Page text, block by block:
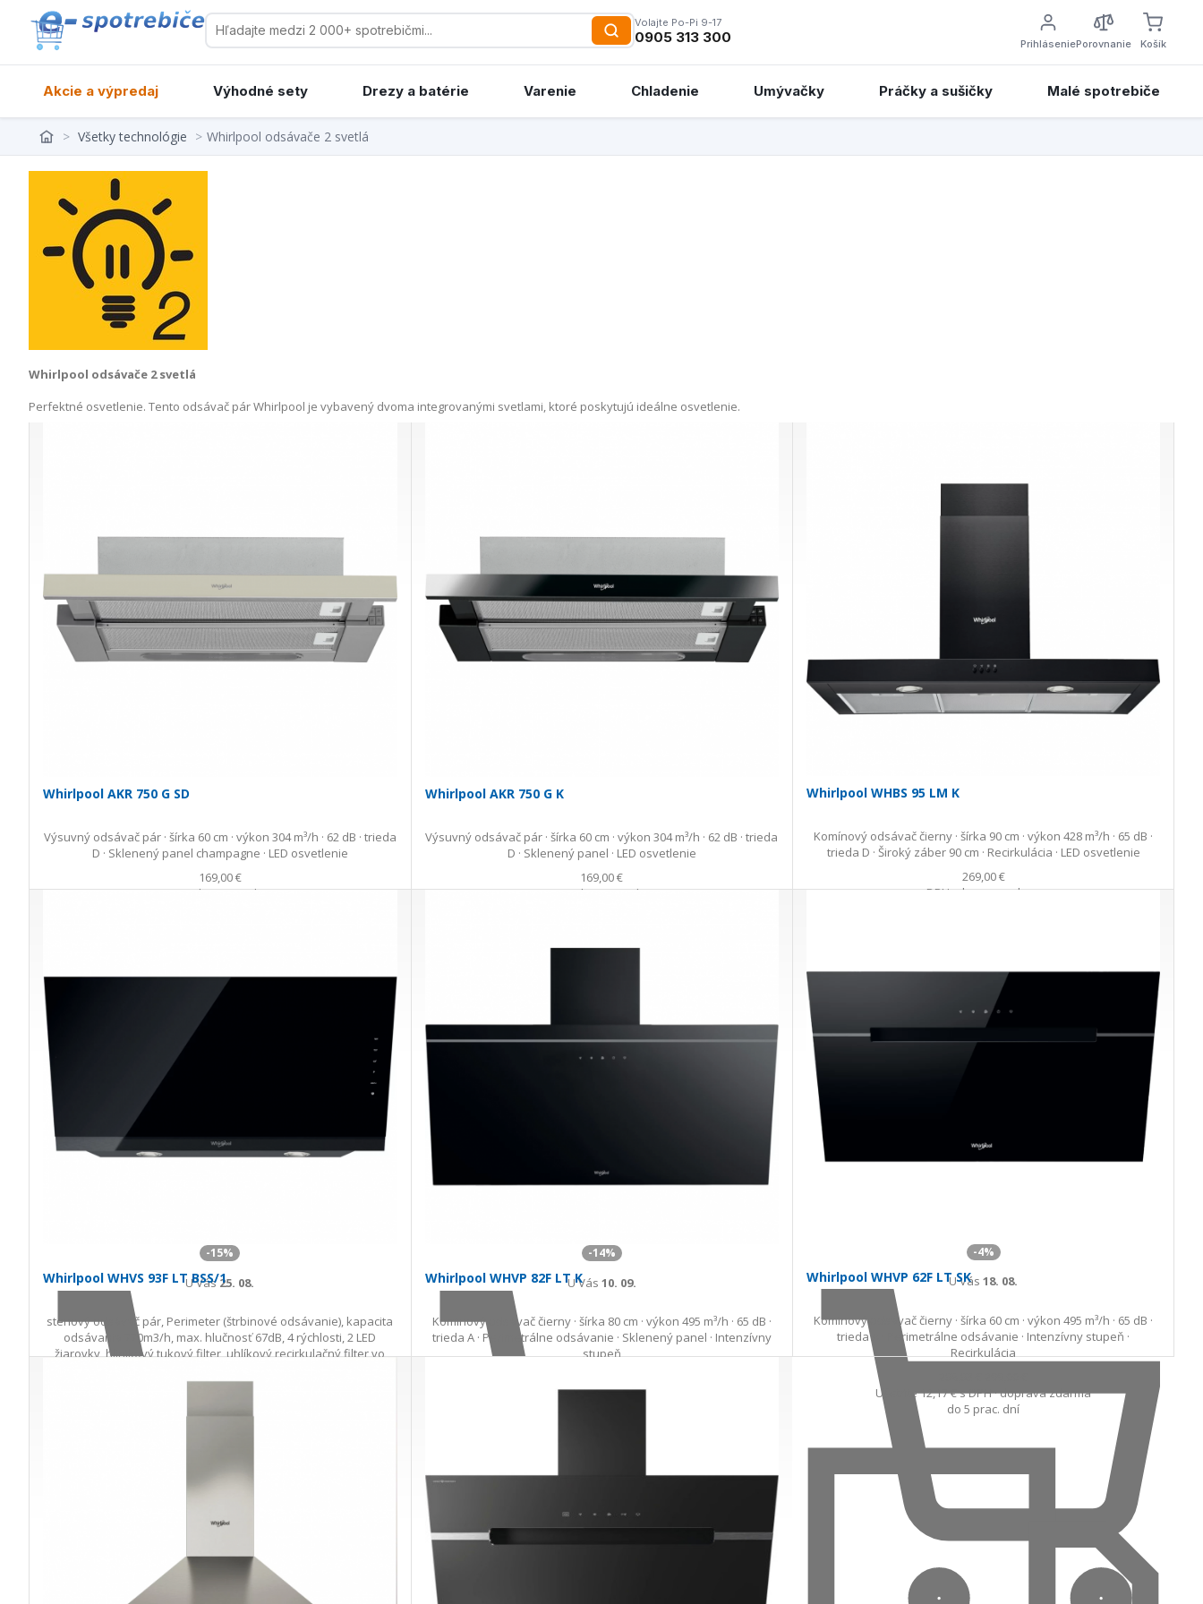
Volajte Po-Pi 9-17
0905 313 300 PrihláseniePorovnanie Košík
Akcie a výpredaj Výhodné sety Drezy a batérie Varenie Chladenie Umývačky Práčky a sušičky Malé spotrebiče
> Všetky technológie > Whirlpool odsávače 2 svetlá
Whirlpool odsávače 2 svetlá
Perfektné osvetlenie. Tento odsávač pár Whirlpool je vybavený dvoma integrovanými svetlami, ktoré poskytujú ideálne osvetlenie.
Whirlpool AKR 750 G SD
Výsuvný odsávač pár · šírka 60 cm · výkon 304 m³/h · 62 dB · trieda
D · Sklenený panel champagne · LED osvetlenie
169,00 €
s DPH · doprava zdarma
U Vás25. 08.
Whirlpool AKR 750 G K
Výsuvný odsávač pár · šírka 60 cm · výkon 304 m³/h · 62 dB · trieda
D · Sklenený panel · LED osvetlenie
169,00 €
s DPH · doprava zdarma
U Vás 10. 09.
Whirlpool WHBS 95 LM K
Komínový odsávač čierny · šírka 90 cm · výkon 428 m³/h · 65 dB ·
trieda D · Široký záber 90 cm · Recirkulácia · LED osvetlenie
269,00 €
s DPH · doprava zdarma
U Vás18. 08.
-15%
Whirlpool WHVS 93F LT BSS/1
stenový odsávač pár, Perimeter (štrbinové odsávanie), kapacita
odsávania 770m3/h, max. hlučnosť 67dB, 4 rýchlosti, 2 LED
žiarovky, hliníkový tukový filter, uhlíkový recirkulačný filter vo
-14%
Whirlpool WHVP 82F LT K
Komínový odsávač čierny · šírka 80 cm · výkon 495 m³/h · 65 dB ·
trieda A · Perimetrálne odsávanie · Sklenený panel · Intenzívny
stupeň
Ušetríte 48,48 €s DPH · doprava zdarma
-4%
Whirlpool WHVP 62F LT SK
Komínový odsávač čierny · šírka 60 cm · výkon 495 m³/h · 65 dB ·
trieda A · Perimetrálne odsávanie · Intenzívny stupeň ·
Recirkulácia
Ušetríte 12,17 €s DPH · doprava zdarma
do 5 prac. dní